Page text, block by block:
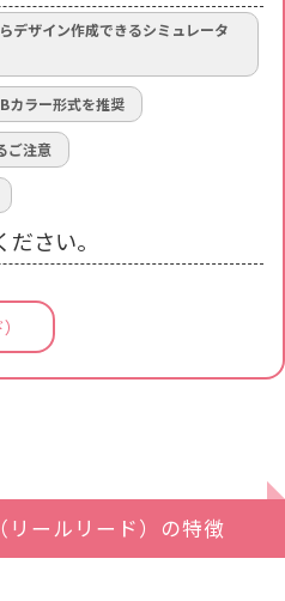
デザイン作成できるシミュレータ
カラー形式を推奨
ご注意
さい。
ールリード）の特徴